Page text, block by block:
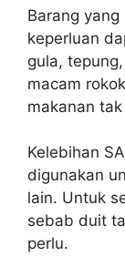
Barang
keperluan
gula,
macam
makanan
Kelebihan
digunakan
lain. Untuk
sebab duit
perlu.